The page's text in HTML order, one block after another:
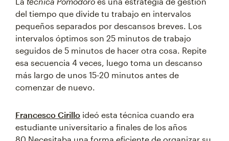
del tiempo que divide tu trabajo en intervalos
pequeños separados por descansos breves. Los
intervalos óptimos son 25 minutos de trabajo
seguidos de 5 minutos de hacer otra cosa. Repite
esa secuencia 4 veces, luego toma un descanso
más largo de unos 15-20 minutos antes de
comenzar de nuevo.
Francesco Cirillo ideó esta técnica cuando era
estudiante universitario a finales de los años